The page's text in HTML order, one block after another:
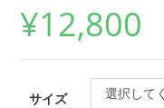
¥12,800
サイズ 選択して